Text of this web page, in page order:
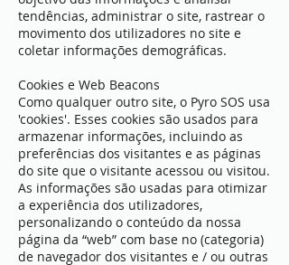
tendências, administrar o site, rastrear o
movimento dos utilizadores no site e
coletar informações demográficas.
Cookies e Web Beacons
Como qualquer outro site, o Pyro SOS usa
'cookies'. Esses cookies são usados ​​para
armazenar informações, incluindo as
preferências dos visitantes e as páginas
do site que o visitante acessou ou visitou.
As informações são usadas para otimizar
a experiência dos utilizadores,
personalizando o conteúdo da nossa
página da “web” com base no (categoria)
de navegador dos visitantes e / ou outras